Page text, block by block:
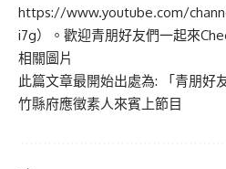
https://www.youtube.com/
i7g）。歡迎青朋好友們一起來
相關圖片
此篇文章最開始出處為:
「青朋好
竹縣府應徵素人來賓上節目